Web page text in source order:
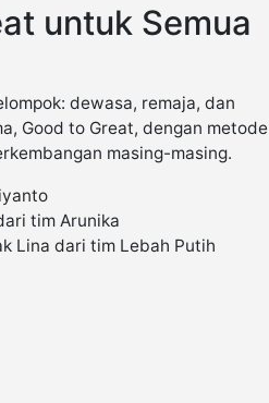
untuk Semua
dewasa, remaja, dan
Good to Great, dengan metode
masing-masing.
tim Arunika
Lina dari tim Lebah Putih